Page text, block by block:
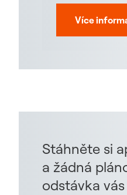
Více
Stáhněte si
a žádná
odstávka